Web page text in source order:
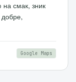
на смак, зник
Google Maps